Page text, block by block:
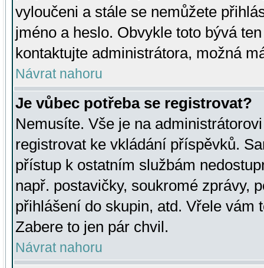
vyloučeni a stále se nemůžete
jméno a heslo. Obvykle toto bývá
kontaktujte administrátora, možná
Návrat nahoru
Je vůbec potřeba se registrovat?
Nemusíte. Vše je na
registrovat ke vkládání příspěvků.
přístup k ostatním službám
např. postavičky, soukromé zprávy,
přihlášení do skupin, atd. Vřele vám
Zabere to jen pár chvil.
Návrat nahoru